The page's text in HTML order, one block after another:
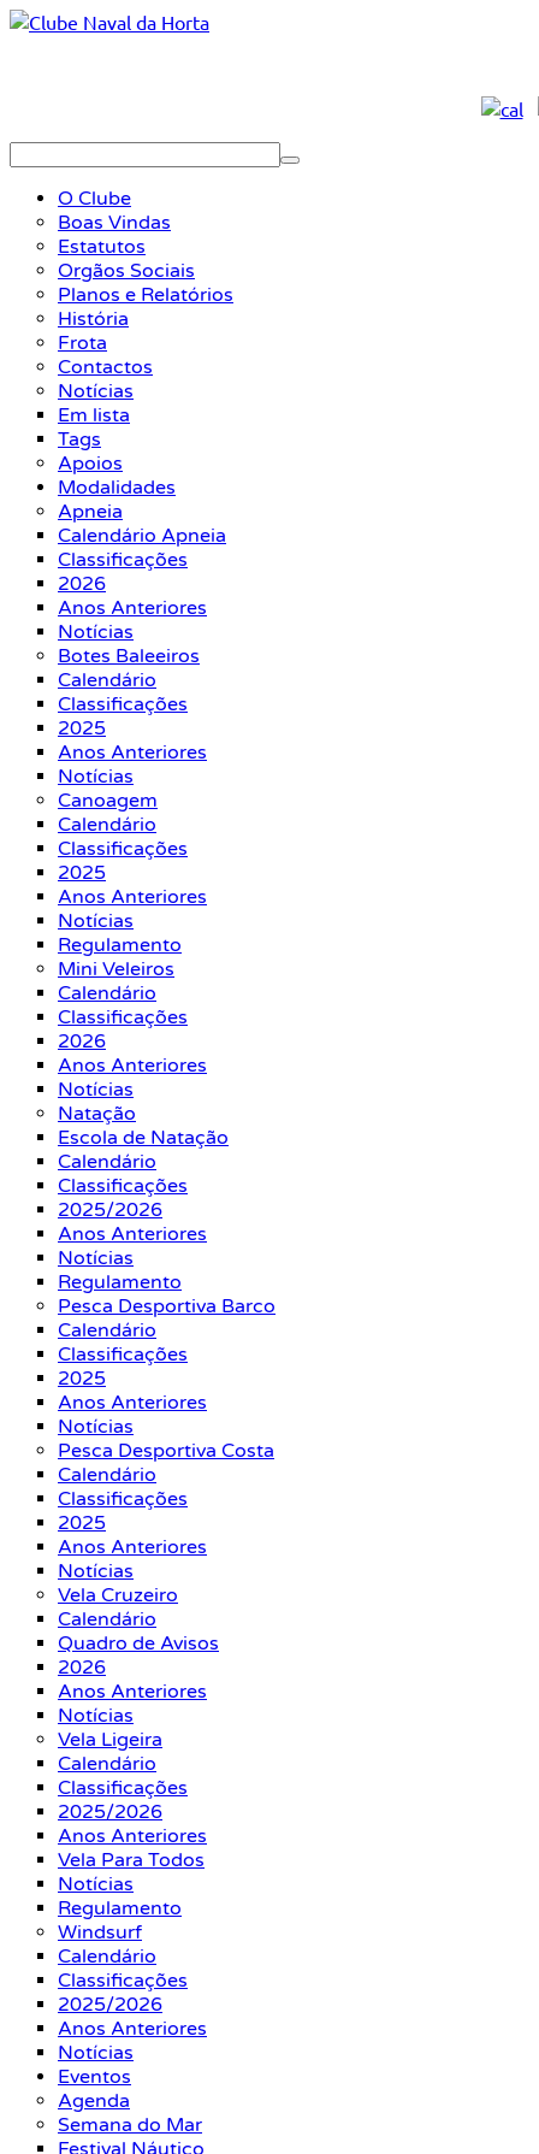
O Clube
Boas Vindas
Estatutos
Orgãos Sociais
Planos e Relatórios
História
Frota
Contactos
Notícias
Em lista
Tags
Apoios
Modalidades
Apneia
Calendário Apneia
Classificações
2026
Anos Anteriores
Notícias
Botes Baleeiros
Calendário
Classificações
2025
Anos Anteriores
Notícias
Canoagem
Calendário
Classificações
2025
Anos Anteriores
Notícias
Regulamento
Mini Veleiros
Calendário
Classificações
2026
Anos Anteriores
Notícias
Natação
Escola de Natação
Calendário
Classificações
2025/2026
Anos Anteriores
Notícias
Regulamento
Pesca Desportiva Barco
Calendário
Classificações
2025
Anos Anteriores
Notícias
Pesca Desportiva Costa
Calendário
Classificações
2025
Anos Anteriores
Notícias
Vela Cruzeiro
Calendário
Quadro de Avisos
2026
Anos Anteriores
Notícias
Vela Ligeira
Calendário
Classificações
2025/2026
Anos Anteriores
Vela Para Todos
Notícias
Regulamento
Windsurf
Calendário
Classificações
2025/2026
Anos Anteriores
Notícias
Eventos
Agenda
Semana do Mar
Festival Náutico